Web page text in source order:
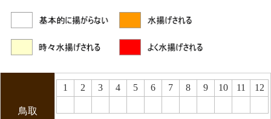
鳥取
1 2 3 4 5 6 7 8 9 10 11 12